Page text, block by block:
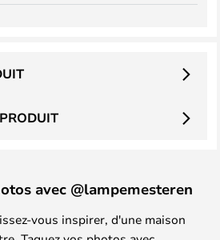
avec @lampemesteren
vous inspirer, d'une maison